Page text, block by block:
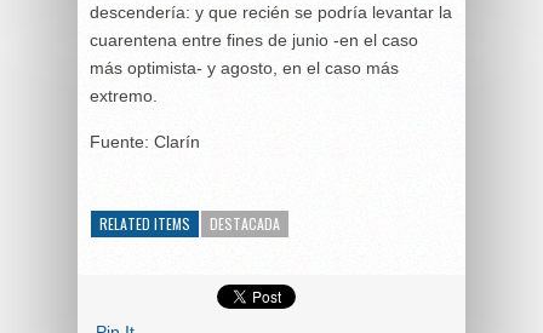
descendería: y que recién se podría levantar la
cuarentena entre fines de junio -en el caso
más optimista- y agosto, en el caso más
extremo.
Fuente: Clarín
RELATED ITEMS DESTACADA